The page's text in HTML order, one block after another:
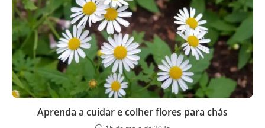
Aprenda a cuidar e colher flores para chás